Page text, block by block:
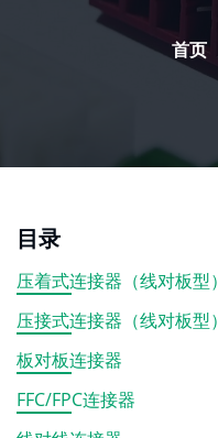
首页
目录
压着式连接器（线对板型）
压接式连接器（线对板型）
板对板连接器
FFC/FPC连接器